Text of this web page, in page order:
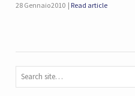
28 Gennaio 2010 Read article